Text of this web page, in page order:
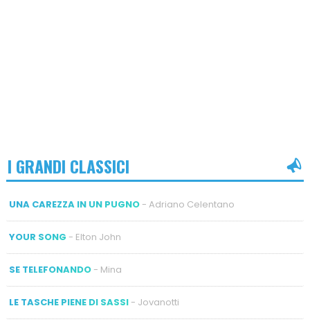
I GRANDI CLASSICI
UNA CAREZZA IN UN PUGNO- Adriano Celentano
YOUR SONG - Elton John
SE TELEFONANDO- Mina
LE TASCHE PIENE DI SASSI- Jovanotti